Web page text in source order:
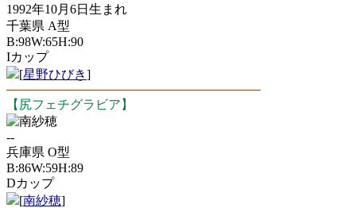
1992年10月6日生まれ
千葉県 A型
B:98W:65H:90
Iカップ
[星野ひびき]
【尻フェチグラビア】
南紗穂
--
兵庫県 O型
B:86W:59H:89
Dカップ
[南紗穂]